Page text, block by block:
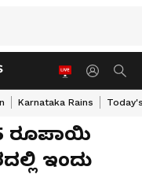
Karnataka Rains
ರೂಪಾಯಿ
ಇಂದು